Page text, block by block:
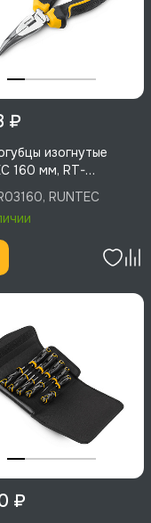
₽
изогнутые
160 мм, RT-
RUNTEC
₽